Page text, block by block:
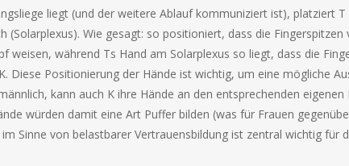
liegt (und der weitere Ablauf kommuniziert ist), platziert T
(Solarplexus). Wie gesagt: so positioniert, dass die
weisen, während Ts Hand am Solarplexus so liegt, dass die
Diese Positionierung der Hände ist wichtig, um eine mögliche
kann auch K ihre Hände an den entsprechenden
würden damit eine Art Puffer bilden (was für Frauen
Sinne von belastbarer Vertrauensbildung ist zentral wichtig für